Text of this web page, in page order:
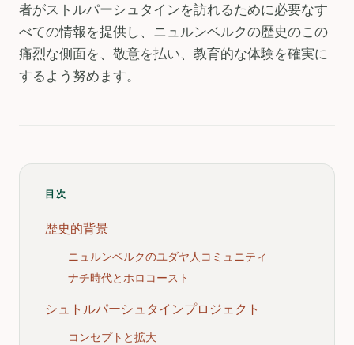
者がストルパーシュタインを訪れるために必要なす
べての情報を提供し、ニュルンベルクの歴史のこの
痛烈な側面を、敬意を払い、教育的な体験を確実に
するよう努めます。
目次
歴史的背景
ニュルンベルクのユダヤ人コミュニティ
ナチ時代とホロコースト
シュトルパーシュタインプロジェクト
コンセプトと拡大